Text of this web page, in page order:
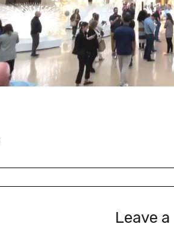
Leave